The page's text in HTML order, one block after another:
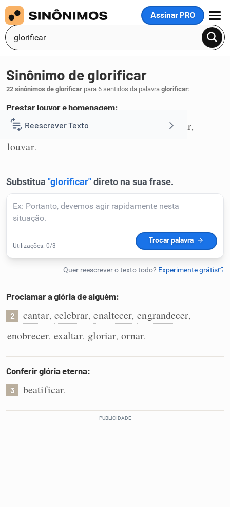
Assinar PRO
MENU
Reescrever Texto
Resumir Texto
Corrigir Texto
Detector de IA
Humanizador de IA
Cata-letras
Conexões
Caça-palavras
Dicionário
Sinônimo de glorificar
22 sinônimos de glorificar para 6 sentidos da palavra glorificar:
Prestar louvor e homenagem:
1 abençoar,honrar homenagear,
louvar.
Proclamar a glória de alguém:
2 cantar, celebrar, enaltecer, engrandecer,
enobrecer, exaltar, gloriar, ornar.
Conferir glória eterna:
3 beatificar.